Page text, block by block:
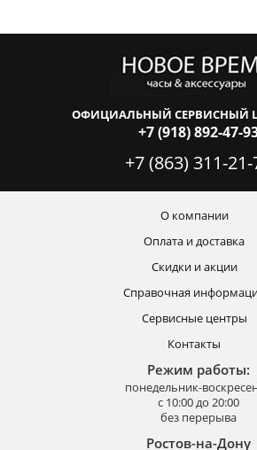
ОФИЦИАЛЬНЫЙ СЕРВИСНЫЙ
+7 (918) 892-47-
+7 (863) 311-
О компании
Оплата и доставка
Скидки и акции
Справочная
Сервисные центры
Контакты
Режим работы:
понедельник-
с 10:00 до 20:00
без перерыва
Ростов-на-Дону